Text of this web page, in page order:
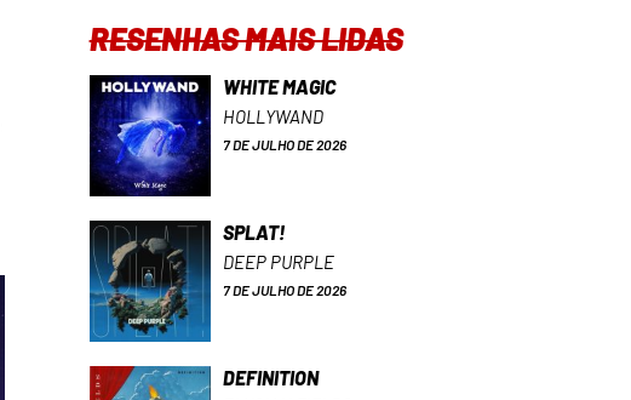
RESENHAS MAIS LIDAS
WHITE MAGIC
HOLLYWAND
7 DE JULHO DE 2026
SPLAT!
DEEP PURPLE
7 DE JULHO DE 2026
DEFINITION